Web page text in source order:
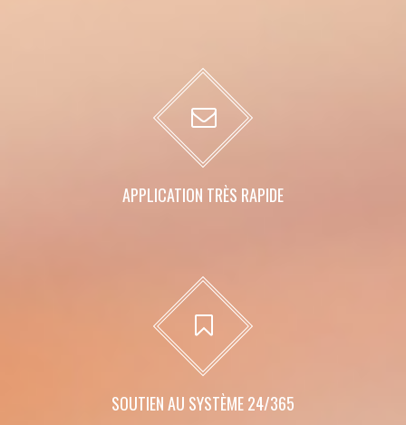
APPLICATION TRÈS RAPIDE
SOUTIEN AU SYSTÈME 24/365